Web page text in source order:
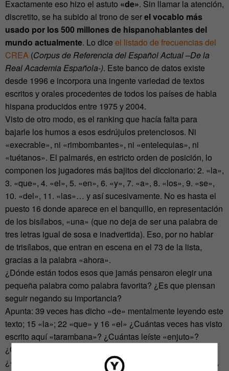
Exactamente eso hizo el astuto «de». Sin llamar la atención,
discretito, se ha subido al trono de serel vocablo más
usado por los 500 millones de hispanohablantes del
mundo actualmente. Lo dice el listado de frecuencias del
CREA (Corpus de Referencia del Español Actual –De la
Real Academia Española-). Este banco de datos existe
desde 1996 e incorpora una ingente variedad de textos
escritos y orales procedentes de todos los países de habla
hispana producidos entre 1975 y 2004.
Visto de otro modo, es el ranking que hacía falta para
bajarle los humos a esos esdrújulos pretenciosos. Ni
«execrable», ni «rimbombantes», ni «entelequias», ni
«tuétanos». El palmarés, en estricto orden de posición, lo
componen los jugadores más bajitos del diccionario: 2. «la»,
3. «que», 4. «el», 5. «en», 6. «y», 7. «a», 8. «los», 9. «se»,
10. «del», 11. «las»… y así sucesivamente. No es hasta el
puesto 16 donde aparece en el banquillo, en representación
de los bisílabos, «una» (que no deja de ser una palabra de
tres letras igual de sosa e inadvertida). Eso, por no hablar
de trisílabos, que entran en escena en el 73 de la lista,
gracias a la palabra «ahora».
¿Dónde están todos esos que jamás pensaron elegir una
pequeña palabra como palabra favorita? ¿Es que piensan
seguir negando su importancia?
Apunta: 39 veces has dicho «de» mentalmente leyendo este
texto; 15 «la»; 22 «que» y 16 «el» ¿Cuántas veces has visto
escrito aquí «tarambana»? ¿Cuántas leíste «enjuto»?
¿Cuántas «alborada»? ¿«Muchedumbre»? ¿«Melifluas»?
¿«Empalagoso»? Nosotros los humanos y nuestra historia,